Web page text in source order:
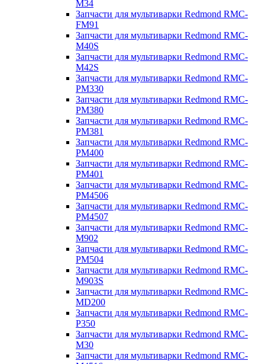
M34
Запчасти для мультиварки Redmond RMC-
FM91
Запчасти для мультиварки Redmond RMC-
M40S
Запчасти для мультиварки Redmond RMC-
M42S
Запчасти для мультиварки Redmond RMC-
PM330
Запчасти для мультиварки Redmond RMC-
PM380
Запчасти для мультиварки Redmond RMC-
PM381
Запчасти для мультиварки Redmond RMC-
PM400
Запчасти для мультиварки Redmond RMC-
PM401
Запчасти для мультиварки Redmond RMC-
PM4506
Запчасти для мультиварки Redmond RMC-
PM4507
Запчасти для мультиварки Redmond RMC-
M902
Запчасти для мультиварки Redmond RMC-
PM504
Запчасти для мультиварки Redmond RMC-
M903S
Запчасти для мультиварки Redmond RMC-
MD200
Запчасти для мультиварки Redmond RMC-
P350
Запчасти для мультиварки Redmond RMC-
M30
Запчасти для мультиварки Redmond RMC-